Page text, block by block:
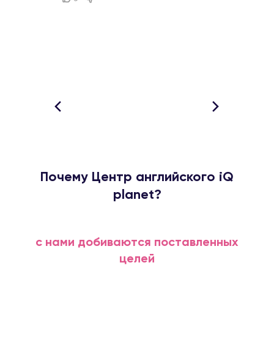
Почему Центр английского iQ
planet?
с нами добиваются поставленных
целей